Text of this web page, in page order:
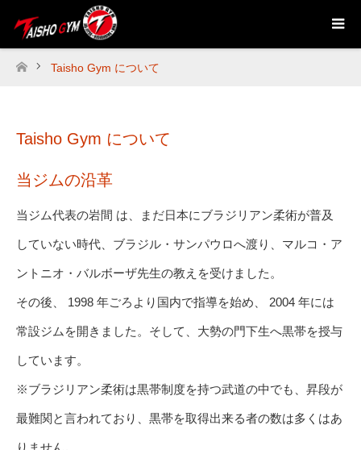
ホーム
Taisho Gym について
Taisho Gym について
当ジムの沿革
当ジム代表の岩間 は、まだ日本にブラジリアン柔術が普及
していない時代、ブラジル・サンパウロへ渡り、マルコ・ア
ントニオ・バルボーザ先生の教えを受けました。
その後、 1998 年ごろより国内で指導を始め、 2004 年には
常設ジムを開きました。そして、大勢の門下生へ黒帯を授与
しています。
※ブラジリアン柔術は黒帯制度を持つ武道の中でも、昇段が
最難関と言われており、黒帯を取得出来る者の数は多くはあ
りません。